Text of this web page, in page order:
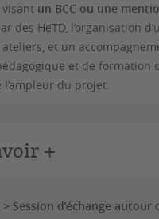
visant un BCC ou une
des HeTD, l’organisation
et un
et de formation
du projet.
+
> Session d’échange autour